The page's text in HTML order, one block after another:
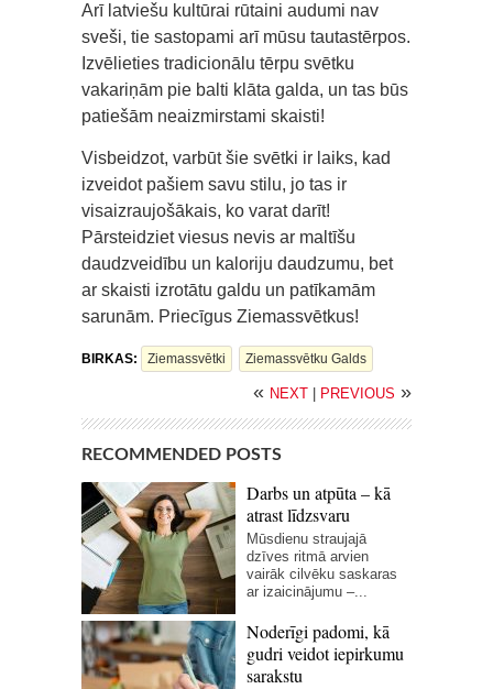
Arī latviešu kultūrai rūtaini audumi nav
sveši, tie sastopami arī mūsu tautastērpos.
Izvēlieties tradicionālu tērpu svētku
vakariņām pie balti klāta galda, un tas būs
patiešām neaizmirstami skaisti!
Visbeidzot, varbūt šie svētki ir laiks, kad
izveidot pašiem savu stilu, jo tas ir
visaizraujošākais, ko varat darīt!
Pārsteidziet viesus nevis ar maltīšu
daudzveidību un kaloriju daudzumu, bet
ar skaisti izrotātu galdu un patīkamām
sarunām. Priecīgus Ziemassvētkus!
BIRKAS: Ziemassvētki Ziemassvētku Galds
« NEXT PREVIOUS »
RECOMMENDED POSTS
Darbs un atpūta – kā
atrast līdzsvaru
Mūsdienu straujajā
dzīves ritmā arvien
vairāk cilvēku saskaras
ar izaicinājumu –...
Noderīgi padomi, kā
gudri veidot iepirkumu
sarakstu